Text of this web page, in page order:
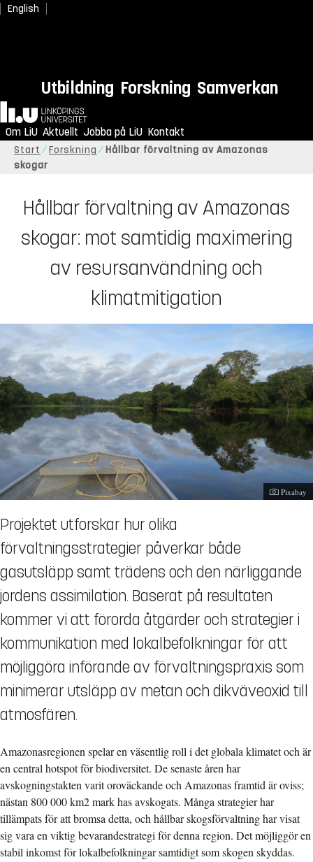
English
Utbildning Forskning Samverkan
Hem
Om LiU Aktuellt Jobba på LiU Kontakt
Start Forskning
Hållbar förvaltning av Amazonas
skogar
Hållbar förvaltning av Amazonas
skogar: mot samtidig maximering
av resursanvändning och
klimatmitigation
Fotograf:
Pixabay
Projektet utforskar hur olika
förvaltningsstrategier påverkar både
gasutsläpp samt trädens och den närliggande
jordens assimilation. Baserat på resultaten
kommer vi att förorda åtgärder och strategier i
kommunikation med lokalbefolkningar för att
möjliggöra införande av förvaltningspraxis som
minimerar utsläpp av metan och dikväveoxid till
atmosfären.
Amazonasregionen spelar en väsentlig roll i det globala klimatet och är
en central hotspot för biodiversitet. De senaste åren har
avskogningstakten varit oroväckande och Amazonas framtid är oviss;
nästan 800 000 km2 mark has avskogats. Många strategier har
tillämpats för att bromsa detta, och hållbar skogsförvaltning har visat
sig vara en viktig bevarandestrategi för denna region. Det möjliggör en
stabil inkomst för lokalbefolkningar samtidigt som skogen skyddas.